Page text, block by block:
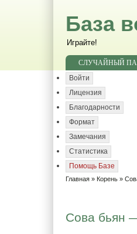
База
Играйте!
СЛУЧАЙНЫЙ
Войти
Лицензия
Благодарности
Формат
Замечания
Статистика
Помощь Базе
Главная » Корень »
Сова бьян